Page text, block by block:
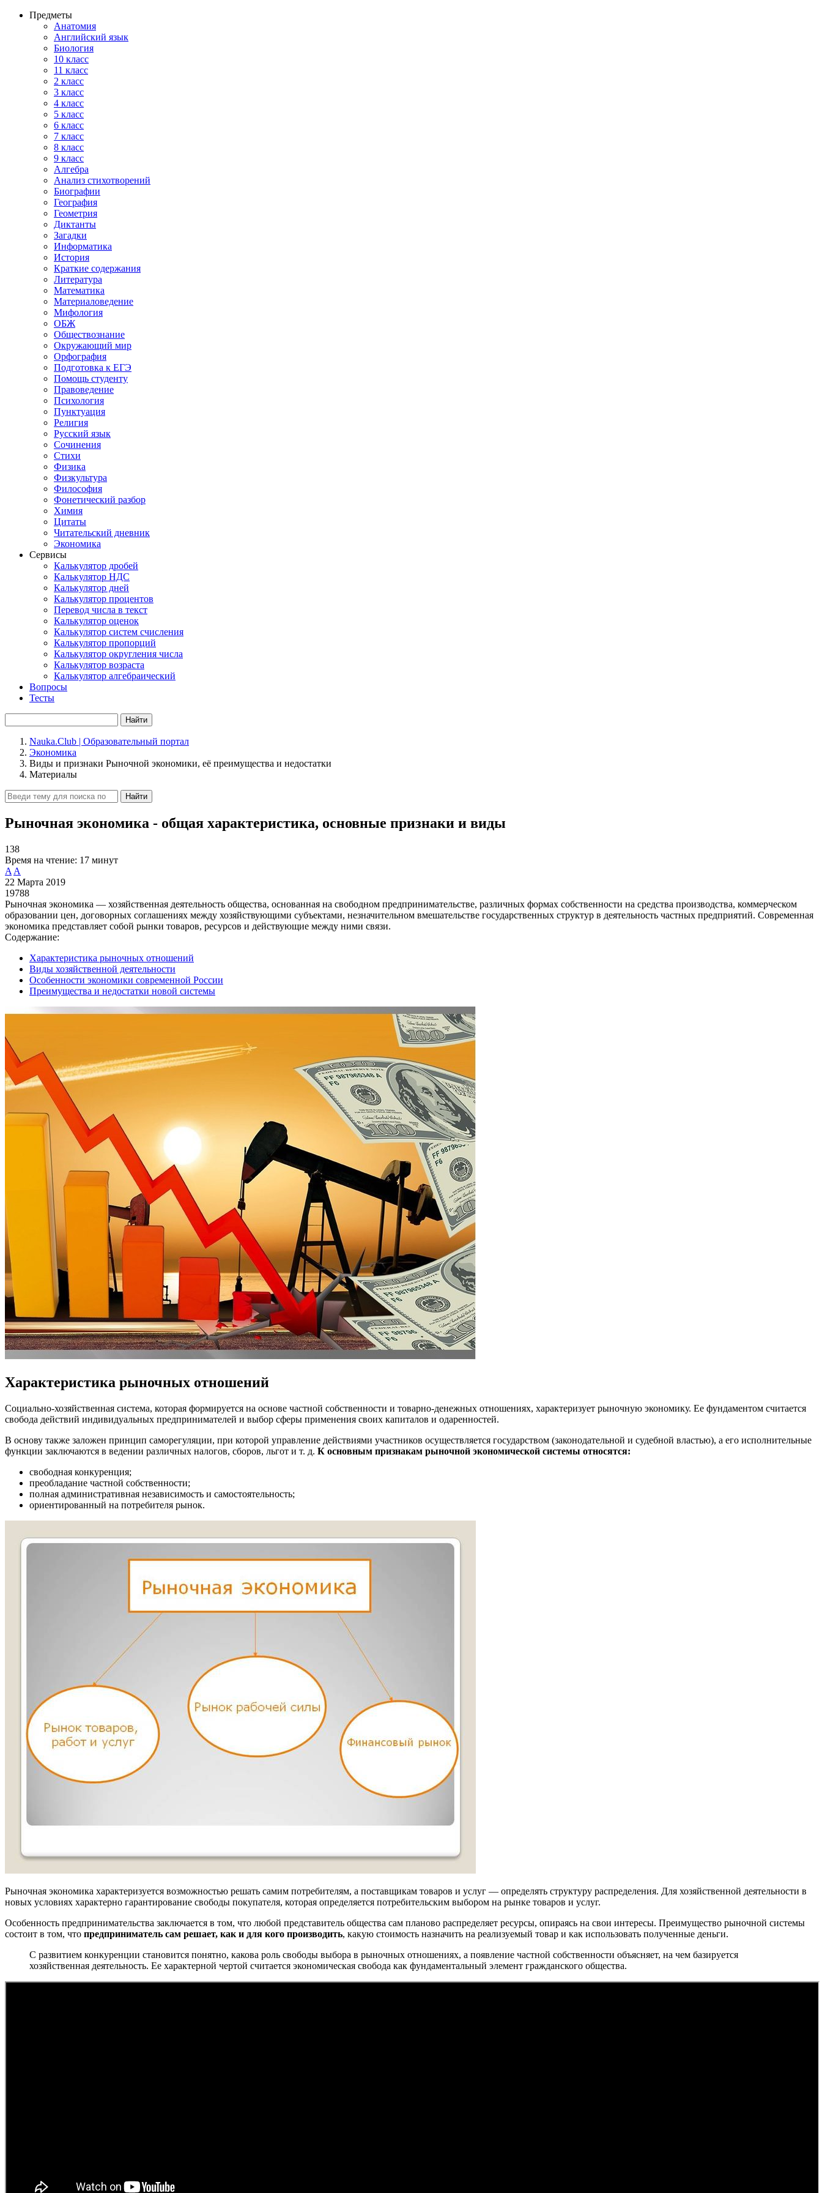
Предметы
Анатомия
Английский язык
Биология
10 класс
11 класс
2 класс
3 класс
4 класс
5 класс
6 класс
7 класс
8 класс
9 класс
Алгебра
Анализ стихотворений
Биографии
География
Геометрия
Диктанты
Загадки
Информатика
История
Краткие содержания
Литература
Математика
Материаловедение
Мифология
ОБЖ
Обществознание
Окружающий мир
Орфография
Подготовка к ЕГЭ
Помощь студенту
Правоведение
Психология
Пунктуация
Религия
Русский язык
Сочинения
Стихи
Физика
Физкультура
Философия
Фонетический разбор
Химия
Цитаты
Читательский дневник
Экономика
Сервисы
Калькулятор дробей
Калькулятор НДС
Калькулятор дней
Калькулятор процентов
Перевод числа в текст
Калькулятор оценок
Калькулятор систем счисления
Калькулятор пропорций
Калькулятор округления числа
Калькулятор возраста
Калькулятор алгебраический
Вопросы
Тесты
Найти
Nauka.Club | Образовательный портал
Экономика
Виды и признаки Рыночной экономики, её преимущества и недостатки
Материалы
Найти
Рыночная экономика - общая характеристика, основные признаки и виды
138
Время на чтение: 17 минут
A A
22 Марта 2019
19788
Рыночная экономика — хозяйственная деятельность общества, основанная на свободном предпринимательстве, различных формах собственности на средства производства, коммерческом
образовании цен, договорных соглашениях между хозяйствующими субъектами, незначительном вмешательстве государственных структур в деятельность частных предприятий. Современная
экономика представляет собой рынки товаров, ресурсов и действующие между ними связи.
Содержание:
Характеристика рыночных отношений
Виды хозяйственной деятельности
Особенности экономики современной России
Преимущества и недостатки новой системы
Характеристика рыночных отношений
Социально-хозяйственная система, которая формируется на основе частной собственности и товарно-денежных отношениях, характеризует рыночную экономику. Ее фундаментом считается
свобода действий индивидуальных предпринимателей и выбор сферы применения своих капиталов и одаренностей.
В основу также заложен принцип саморегуляции, при которой управление действиями участников осуществляется государством (законодательной и судебной властью), а его исполнительные
функции заключаются в ведении различных налогов, сборов, льгот и т. д. К основным признакам рыночной экономической системы относятся:
свободная конкуренция;
преобладание частной собственности;
полная административная независимость и самостоятельность;
ориентированный на потребителя рынок.
Рыночная экономика характеризуется возможностью решать самим потребителям, а поставщикам товаров и услуг — определять структуру распределения. Для хозяйственной деятельности в
новых условиях характерно гарантирование свободы покупателя, которая определяется потребительским выбором на рынке товаров и услуг.
Особенность предпринимательства заключается в том, что любой представитель общества сам планово распределяет ресурсы, опираясь на свои интересы. Преимущество рыночной системы
состоит в том, что предприниматель сам решает, как и для кого производить, какую стоимость назначить на реализуемый товар и как использовать полученные деньги.
С развитием конкуренции становится понятно, какова роль свободы выбора в рыночных отношениях, а появление частной собственности объясняет, на чем базируется
хозяйственная деятельность. Ее характерной чертой считается экономическая свобода как фундаментальный элемент гражданского общества.